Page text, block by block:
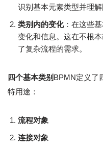
识别基本元素类型并理解
类别内的变化：在这些
变化和信息。这在不根
了复杂流程的需求。
四个基本类别 BPMN定义了
特用途：
流程对象
连接对象